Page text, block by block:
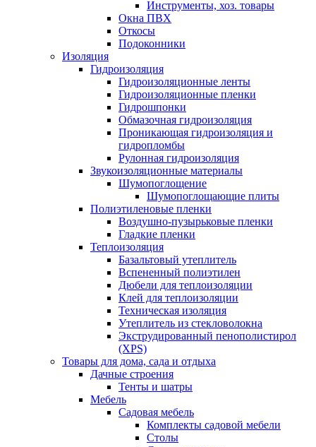
Инструменты, хоз. товары
Окна ПВХ
Откосы
Подоконники
Изоляция
Гидроизоляция
Гидроизоляционные ленты
Гидроизоляционные пленки
Гидрошпонки
Обмазочная гидроизоляция
Проникающая гидроизоляция и
гидропломбы
Рулонная гидроизоляция
Звукоизоляционные материалы
Шумопоглощение
Шумопоглощающие плиты
Полиэтиленовые пленки
Воздушно-пузырьковые пленки
Гладкие пленки
Теплоизоляция
Базальтовый утеплитель
Вспененный полиэтилен
Дюбели для теплоизоляции
Клей для теплоизоляции
Техническая изоляция
Утеплитель из стекловолокна
Экструдированный пенополистирол
(XPS)
Товары для дома, сада и отдыха
Дачные строения
Тенты и шатры
Мебель
Садовая мебель
Комплекты садовой мебели
Столы